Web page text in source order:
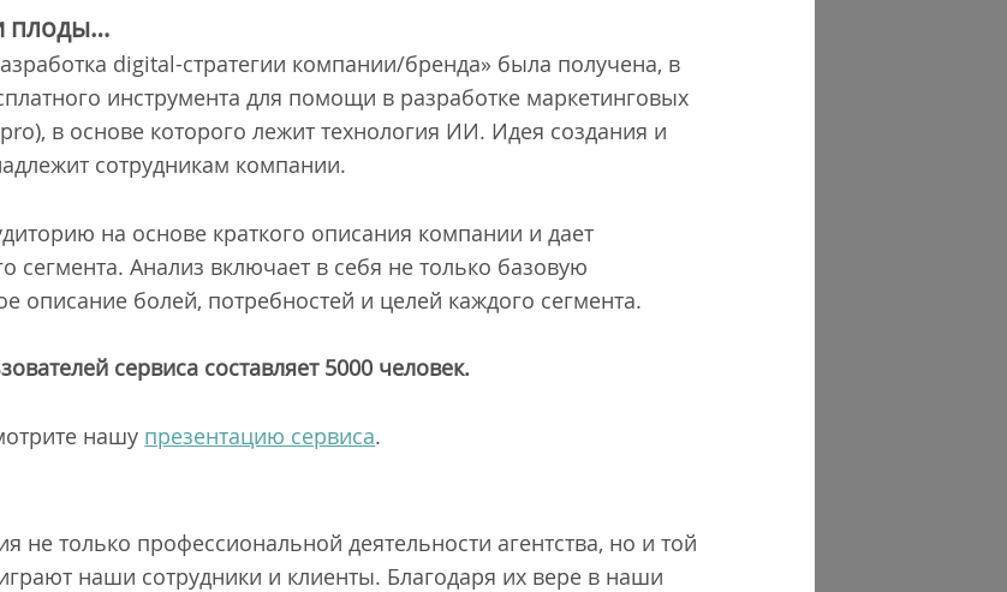
плоды…
digital-стратегии компании/бренда» была получена, в
инструмента для помощи в разработке маркетинговых
в основе которого лежит технология ИИ. Идея создания и
сотрудникам компании.
на основе краткого описания компании и дает
сегмента. Анализ включает в себя не только базовую
болей, потребностей и целей каждого сегмента.
сервиса составляет 5000 человек.
нашу презентацию сервиса.
не только профессиональной деятельности агентства, но и той
наши сотрудники и клиенты. Благодаря их вере в наши